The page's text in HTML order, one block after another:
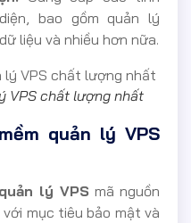
bao gồm quản lý
liệu và nhiều hơn nữa.
VPS chất lượng nhất
quản lý VPS
lý VPS mã nguồn
mục tiêu bảo mật và